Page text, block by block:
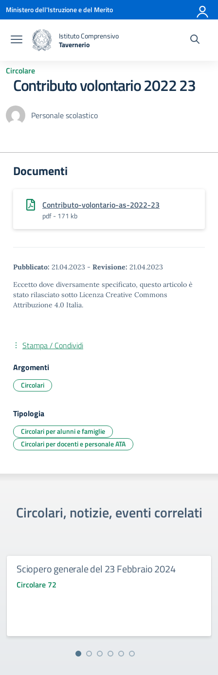
Vai ai contenuti
Vai al menu di navigazione
Vai al footer
Ministero dell'Istruzione e del Merito
Istituto Comprensivo
Tavernerio
Circolare
Contributo volontario 2022 23
Personale scolastico
Documenti
Contributo-volontario-as-2022-23
pdf - 171 kb
Pubblicato: 21.04.2023 - Revisione: 21.04.2023
Eccetto dove diversamente specificato, questo articolo è
stato rilasciato sotto Licenza Creative Commons
Attribuzione 4.0 Italia.
Stampa / Condividi
Argomenti
Circolari
Tipologia
Circolari per alunni e famiglie
Circolari per docenti e personale ATA
Circolari, notizie, eventi correlati
Sciopero generale del 23 Febbraio 2024
Circolare 72